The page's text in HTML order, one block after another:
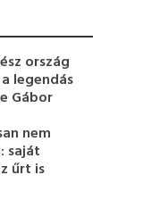
ország
legendás
Gábor
nem
saját
űrt is